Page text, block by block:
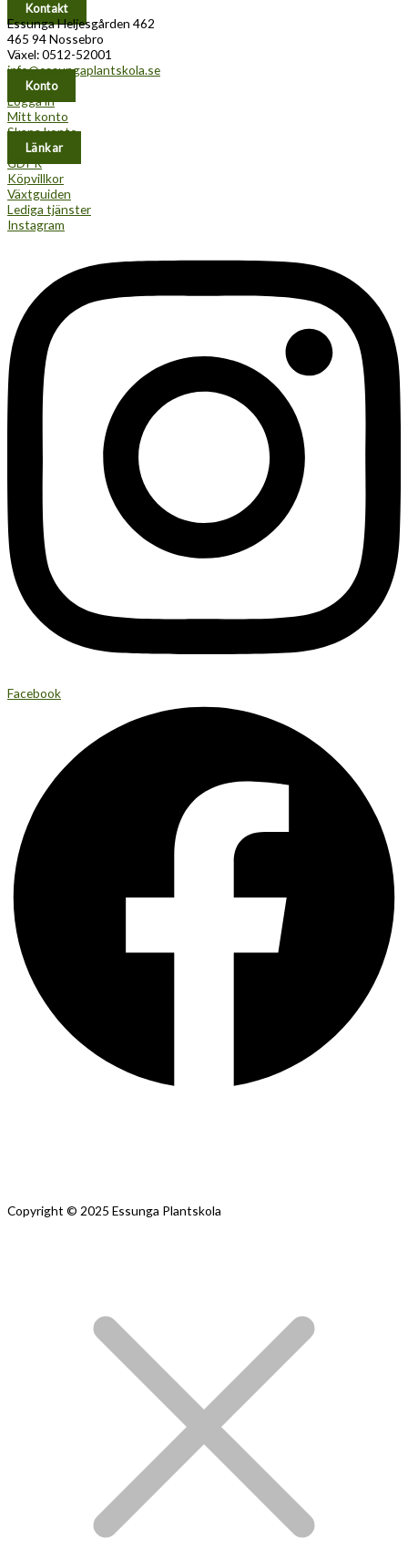
Kontakt
Essunga Heljesgården 462
465 94 Nossebro
Växel: 0512-52001
info@essungaplantskola.se
Konto
Logga in
Mitt konto
Skapa konto
Länkar
GDPR
Köpvillkor
Växtguiden
Lediga tjänster
Instagram
Facebook
Copyright © 2025 Essunga Plantskola